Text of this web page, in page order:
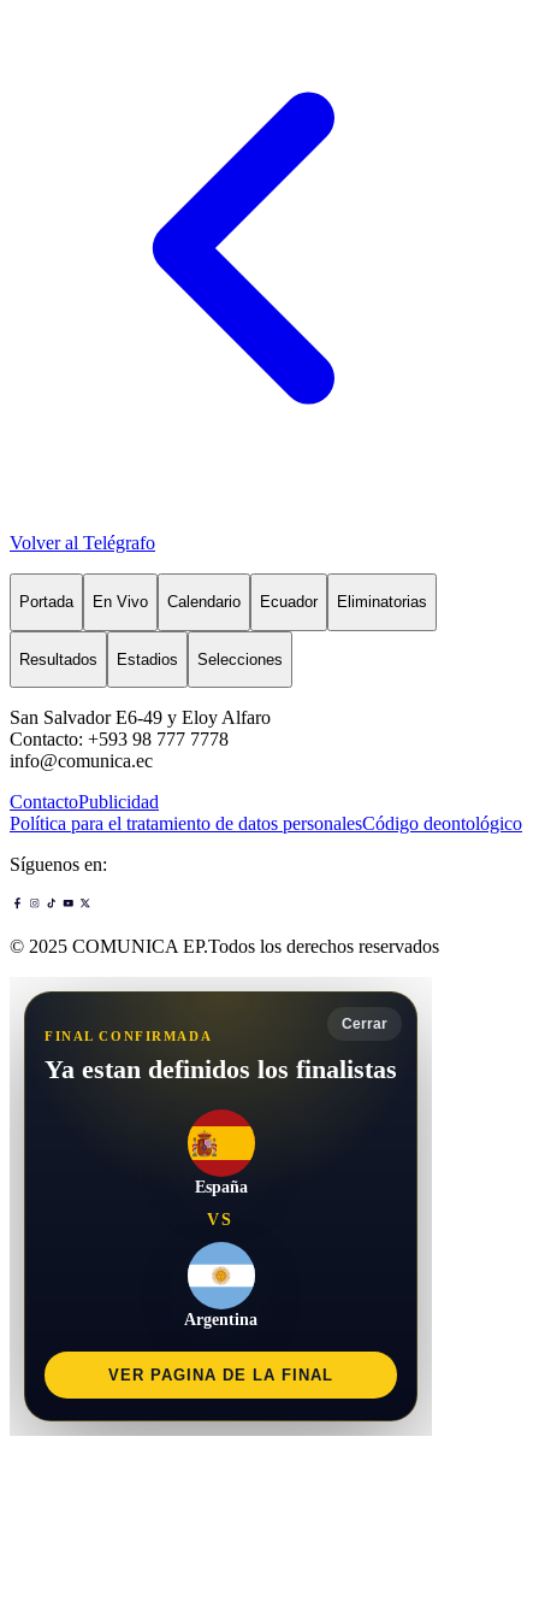
Volver al Telégrafo
Portada En Vivo Calendario Ecuador Eliminatorias
Resultados Estadios Selecciones
San Salvador E6-49 y Eloy Alfaro
Contacto: +593 98 777 7778
info@comunica.ec
ContactoPublicidad
Política para el tratamiento de datos personalesCódigo deontológico
Síguenos en:
© 2025 COMUNICA EP.Todos los derechos reservados
Cerrar
FINAL CONFIRMADA
Ya estan definidos los finalistas
España
VS
Argentina
VER PAGINA DE LA FINAL